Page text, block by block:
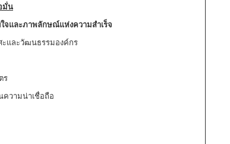
มั่น
จและภาพลักษณ์แห่งความสำเร็จ
ะและวัฒนธรรมองค์กร
ร
วามน่าเชื่อถือ